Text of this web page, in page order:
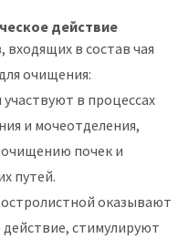
действие
входящих в состав чая
очищения:
в процессах
и мочеотделения,
почек и
путей.
оказывают
стимулируют